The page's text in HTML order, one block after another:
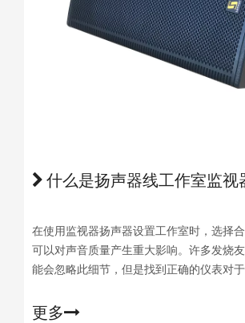
什么是扬声器线工作室监视器
在使用监视器扬声器设置工作室时，选择
可以对声音质量产生重大影响。许多发烧
能会忽略此细节，但是找到正确的仪表对于
更多